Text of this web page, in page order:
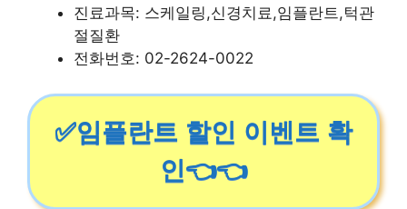
진료과목: 스케일링,신경치료,임플란트,턱관
절질환
전화번호: 02-2624-0022
✅임플란트 할인 이벤트 확
인👈👈